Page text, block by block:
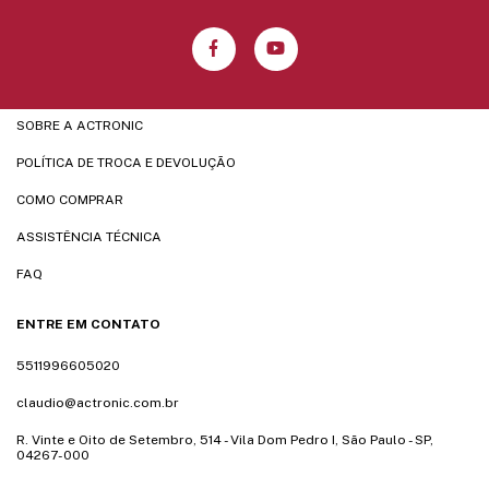
SOBRE A ACTRONIC
POLÍTICA DE TROCA E DEVOLUÇÃO
COMO COMPRAR
ASSISTÊNCIA TÉCNICA
FAQ
ENTRE EM CONTATO
5511996605020
claudio@actronic.com.br
R. Vinte e Oito de Setembro, 514 - Vila Dom Pedro I, São Paulo - SP,
04267-000